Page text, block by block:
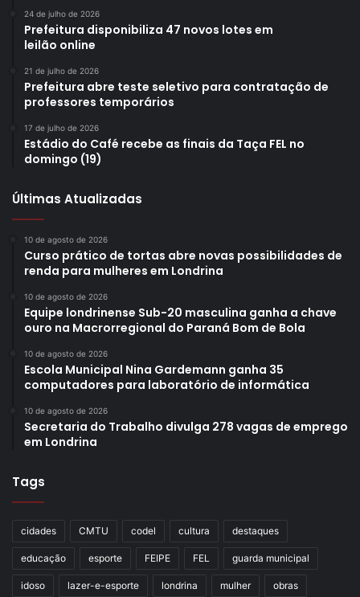
24 de julho de 2026
Prefeitura disponibiliza 47 novos lotes em
leilão online
21 de julho de 2026
Prefeitura abre teste seletivo para contratação de
professores temporários
17 de julho de 2026
Estádio do Café recebe as finais da Taça FEL no
domingo (19)
Últimas Atualizadas
10 de agosto de 2026
Curso prático de tortas abre novas possibilidades de
renda para mulheres em Londrina
10 de agosto de 2026
Equipe londrinense Sub-20 masculina ganha a chave
ouro na Macrorregional do Paraná Bom de Bola
10 de agosto de 2026
Escola Municipal Nina Gardemann ganha 35
computadores para laboratório de informática
10 de agosto de 2026
Secretaria do Trabalho divulga 278 vagas de emprego
em Londrina
Tags
cidades CMTU codel cultura destaques
educação esporte FEIPE FEL guarda municipal
idoso lazer-e-esporte londrina mulher obras